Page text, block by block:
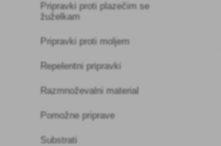
Pripravki proti plazečim se
žuželkam
Pripravki proti moljem
Repelentni pripravki
Razmnoževalni material
Pomožne priprave
Substrati